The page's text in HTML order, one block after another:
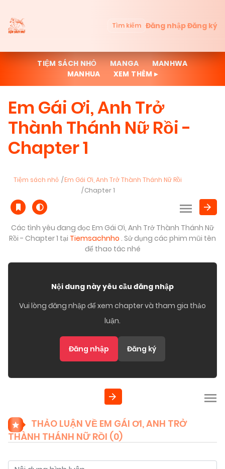
Tìm kiếm Đăng nhậpĐăng ký
TIỆM SÁCH NHỎ MANGA
MANHWA
MANHUA
XEM THÊM ▸
Em Gái Ơi, Anh Trở
Thành Thánh Nữ Rồi -
Chapter 1
Tiệm sách nhỏ
Em Gái Ơi, Anh Trở Thành Thánh Nữ Rồi
Chapter 1
Các tình yêu đang đọc Em Gái Ơi, Anh Trở Thành Thánh Nữ
Rồi - Chapter 1 tại Tiemsachnho . Sử dụng các phim mũi tên
để thao tác nhé
Nội dung này yêu cầu đăng nhập
Vui lòng đăng nhập để xem chapter và tham gia thảo
luận.
Đăng nhập Đăng ký
THẢO LUẬN VỀ EM GÁI ƠI, ANH TRỞ
THÀNH THÁNH NỮ RỒI (0)